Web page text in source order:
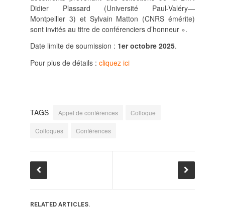
Didier Plassard (Université Paul-Valéry—
Montpellier 3) et Sylvain Matton (CNRS émérite)
sont invités au titre de conférenciers d’honneur ».
Date limite de soumission : 1er octobre 2025.
Pour plus de détails : cliquez ici
TAGS Appel de conférences Colloque
Colloques Conférences
RELATED ARTICLES.